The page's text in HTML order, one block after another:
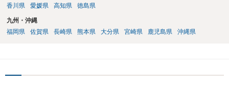
香川県
愛媛県 高知県 徳島県
九州・沖縄
福岡県
佐賀県 長崎県 熊本県 大分県 宮崎県 鹿児島県 沖縄県